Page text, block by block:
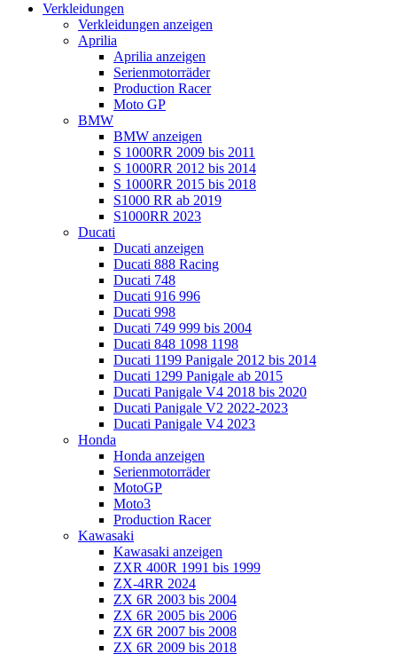
Verkleidungen
Verkleidungen anzeigen
Aprilia
Aprilia anzeigen
Serienmotorräder
Production Racer
Moto GP
BMW
BMW anzeigen
S 1000RR 2009 bis 2011
S 1000RR 2012 bis 2014
S 1000RR 2015 bis 2018
S1000 RR ab 2019
S1000RR 2023
Ducati
Ducati anzeigen
Ducati 888 Racing
Ducati 748
Ducati 916 996
Ducati 998
Ducati 749 999 bis 2004
Ducati 848 1098 1198
Ducati 1199 Panigale 2012 bis 2014
Ducati 1299 Panigale ab 2015
Ducati Panigale V4 2018 bis 2020
Ducati Panigale V2 2022-2023
Ducati Panigale V4 2023
Honda
Honda anzeigen
Serienmotorräder
MotoGP
Moto3
Production Racer
Kawasaki
Kawasaki anzeigen
ZXR 400R 1991 bis 1999
ZX-4RR 2024
ZX 6R 2003 bis 2004
ZX 6R 2005 bis 2006
ZX 6R 2007 bis 2008
ZX 6R 2009 bis 2018